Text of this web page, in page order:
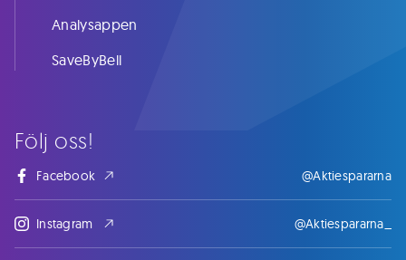
Följ oss!
Facebook @Aktiespararna
Instagram @Aktiespararna_
Analysappen
SaveByBell